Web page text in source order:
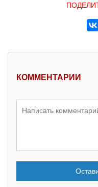
КОММЕНТАРИИ